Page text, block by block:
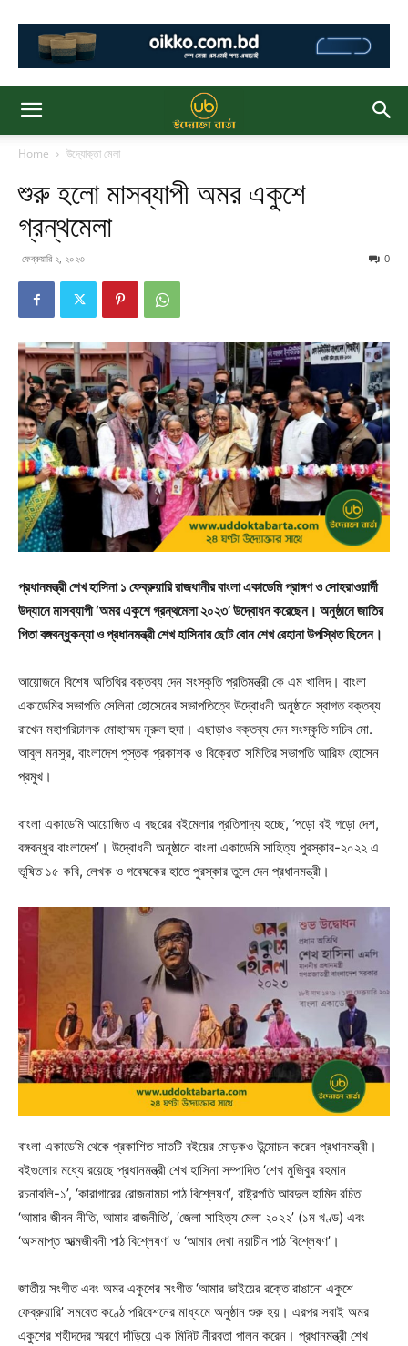
Home উদ্যোক্তা মেলা
শুরু হলো মাসব্যাপী অমর একুশে
গ্রন্থমেলা
ফেব্রুয়ারি ২, ২০২৩ 0
প্রধানমন্ত্রী শেখ হাসিনা ১ ফেব্রুয়ারি রাজধানীর বাংলা একাডেমি প্রাঙ্গণ ও সোহরাওয়ার্দী
উদ্যানে মাসব্যাপী ‘অমর একুশে গ্রন্থমেলা ২০২৩’ উদ্বোধন করেছেন। অনুষ্ঠানে জাতির
পিতা বঙ্গবন্ধুকন্যা ও প্রধানমন্ত্রী শেখ হাসিনার ছোট বোন শেখ রেহানা উপস্থিত ছিলেন।
আয়োজনে বিশেষ অতিথির বক্তব্য দেন সংস্কৃতি প্রতিমন্ত্রী কে এম খালিদ। বাংলা
একাডেমির সভাপতি সেলিনা হোসেনের সভাপতিত্বে উদ্বোধনী অনুষ্ঠানে স্বাগত বক্তব্য
রাখেন মহাপরিচালক মোহাম্মদ নূরুল হুদা। এছাড়াও বক্তব্য দেন সংস্কৃতি সচিব মো.
আবুল মনসুর, বাংলাদেশ পুস্তক প্রকাশক ও বিক্রেতা সমিতির সভাপতি আরিফ হোসেন
প্রমুখ।
বাংলা একাডেমি আয়োজিত এ বছরের বইমেলার প্রতিপাদ্য হচ্ছে, ‘পড়ো বই গড়ো দেশ,
বঙ্গবন্ধুর বাংলাদেশ’। উদ্বোধনী অনুষ্ঠানে বাংলা একাডেমি সাহিত্য পুরস্কার-২০২২ এ
ভূষিত ১৫ কবি, লেখক ও গবেষকের হাতে পুরস্কার তুলে দেন প্রধানমন্ত্রী।
বাংলা একাডেমি থেকে প্রকাশিত সাতটি বইয়ের মোড়কও উন্মোচন করেন প্রধানমন্ত্রী।
বইগুলোর মধ্যে রয়েছে প্রধানমন্ত্রী শেখ হাসিনা সম্পাদিত ‘শেখ মুজিবুর রহমান
রচনাবলি-১’, ‘কারাগারের রোজনামচা পাঠ বিশ্লেষণ’, রাষ্ট্রপতি আবদুল হামিদ রচিত
‘আমার জীবন নীতি, আমার রাজনীতি’, ‘জেলা সাহিত্য মেলা ২০২২’ (১ম খণ্ড) এবং
‘অসমাপ্ত আত্মজীবনী পাঠ বিশ্লেষণ’ ও ‘আমার দেখা নয়াচীন পাঠ বিশ্লেষণ’।
জাতীয় সংগীত এবং অমর একুশের সংগীত ‘আমার ভাইয়ের রক্তে রাঙানো একুশে
ফেব্রুয়ারি’ সমবেত কণ্ঠে পরিবেশনের মাধ্যমে অনুষ্ঠান শুরু হয়। এরপর সবাই অমর
একুশের শহীদদের স্মরণে দাঁড়িয়ে এক মিনিট নীরবতা পালন করেন। প্রধানমন্ত্রী শেখ